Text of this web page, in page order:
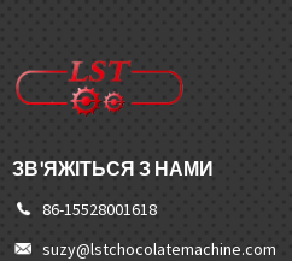
ЗВ'ЯЖІТЬСЯ З НАМИ
86-15528001618
suzy@lstchocolatemachine.com